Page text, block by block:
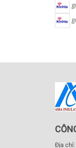
Địa chỉ: